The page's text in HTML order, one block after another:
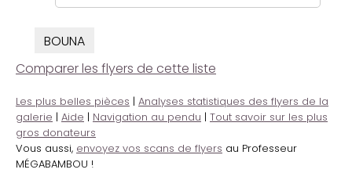
BOUNA
Comparer les flyers de cette liste
Les plus belles pièces | Analyses statistiques des flyers de la
galerie | Aide | Navigation au pendu | Tout savoir sur les plus
gros donateurs
Vous aussi, envoyez vos scans de flyers au Professeur
MÉGABAMBOU !